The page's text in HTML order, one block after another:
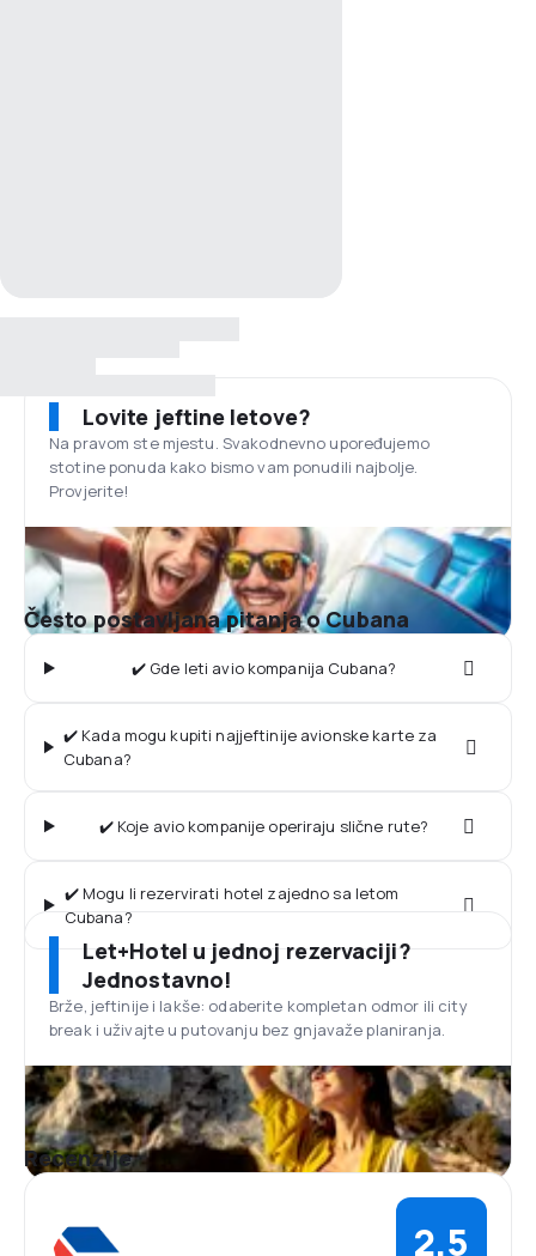
Lovite jeftine letove?
Na pravom ste mjestu. Svakodnevno upoređujemo
stotine ponuda kako bismo vam ponudili najbolje.
Provjerite!
Često postavljana pitanja o Cubana
✔️ Gde leti avio kompanija Cubana?
✔️ Kada mogu kupiti najjeftinije avionske karte za
Cubana?
✔️ Koje avio kompanije operiraju slične rute?
✔️ Mogu li rezervirati hotel zajedno sa letom
Cubana?
Let+Hotel u jednoj rezervaciji?
Jednostavno!
Brže, jeftinije i lakše: odaberite kompletan odmor ili city
break i uživajte u putovanju bez gnjavaže planiranja.
Recenzije
2,5